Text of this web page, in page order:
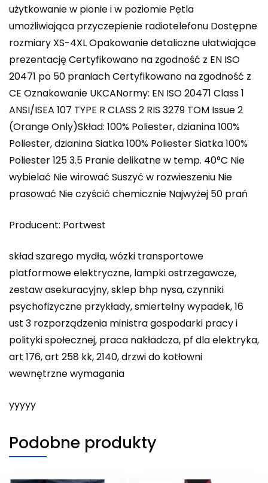
użytkowanie w pionie i w poziomie Pętla
umożliwiająca przyczepienie radiotelefonu Dostępne
rozmiary XS-4XL Opakowanie detaliczne ułatwiające
prezentację Certyfikowano na zgodność z EN ISO
20471 po 50 praniach Certyfikowano na zgodność z
CE Oznakowanie UKCANormy: EN ISO 20471 Class 1
ANSI/ISEA 107 TYPE R CLASS 2 RIS 3279 TOM Issue 2
(Orange Only)Skład: 100% Poliester, dzianina 100%
Poliester, dzianina Siatka 100% Poliester Siatka 100%
Poliester 125 3.5 Pranie delikatne w temp. 40°C Nie
wybielać Nie wirować Suszyć w rozwieszeniu Nie
prasować Nie czyścić chemicznie Najwyżej 50 prań
Producent: Portwest
skład szarego mydła, wózki transportowe
platformowe elektryczne, lampki ostrzegawcze,
zestaw asekuracyjny, sklep bhp nysa, czynniki
psychofizyczne przykłady, smiertelny wypadek, 16
ust 3 rozporządzenia ministra gospodarki pracy i
polityki społecznej, praca nakładcza, pf dla elektryka,
art 176, art 258 kk, 2140, drzwi do kotłowni
wewnętrzne wymagania
yyyyy
Podobne produkty